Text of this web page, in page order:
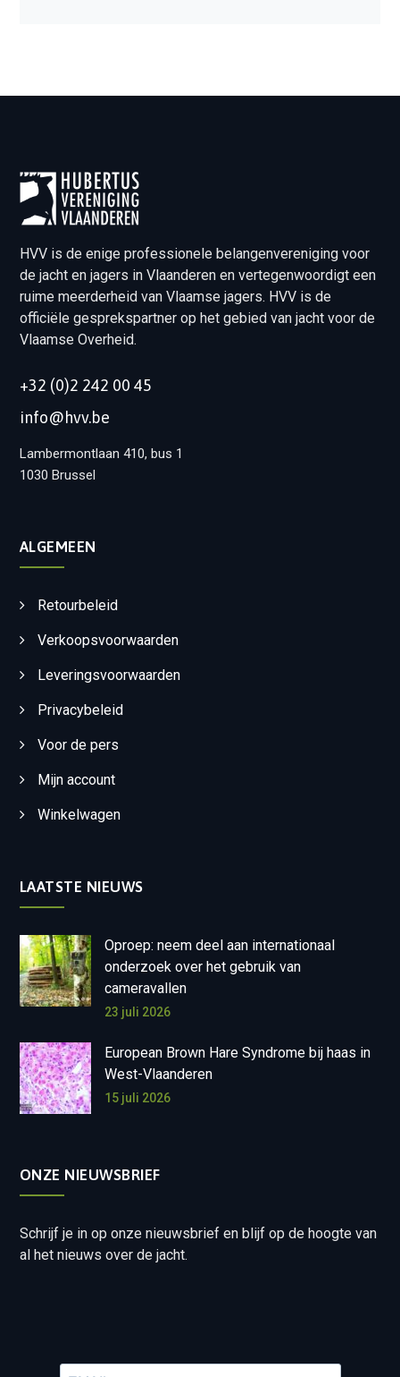
HVV is de enige professionele belangenvereniging voor
de jacht en jagers in Vlaanderen en vertegenwoordigt een
ruime meerderheid van Vlaamse jagers. HVV is de
officiële gesprekspartner op het gebied van jacht voor de
Vlaamse Overheid.
+32 (0)2 242 00 45
info@hvv.be
Lambermontlaan 410, bus 1
1030 Brussel
ALGEMEEN
Retourbeleid
Verkoopsvoorwaarden
Leveringsvoorwaarden
Privacybeleid
Voor de pers
Mijn account
Winkelwagen
LAATSTE NIEUWS
Oproep: neem deel aan internationaal
onderzoek over het gebruik van
cameravallen
23 juli 2026
European Brown Hare Syndrome bij haas in
West-Vlaanderen
15 juli 2026
ONZE NIEUWSBRIEF
Schrijf je in op onze nieuwsbrief en blijf op de hoogte van
al het nieuws over de jacht.